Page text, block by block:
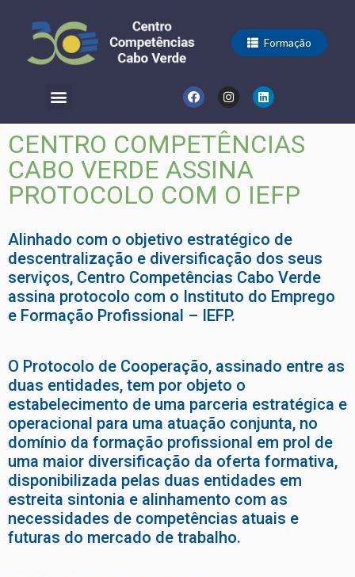
Formação
CENTRO COMPETÊNCIAS
CABO VERDE ASSINA
PROTOCOLO COM O IEFP
Alinhado com o objetivo estratégico de
descentralização e diversificação dos seus
serviços, Centro Competências Cabo Verde
assina protocolo com o Instituto do Emprego
e Formação Profissional – IEFP.
O Protocolo de Cooperação, assinado entre as
duas entidades, tem por objeto o
estabelecimento de uma parceria estratégica e
operacional para uma atuação conjunta, no
domínio da formação profissional em prol de
uma maior diversificação da oferta formativa,
disponibilizada pelas duas entidades em
estreita sintonia e alinhamento com as
necessidades de competências atuais e
futuras do mercado de trabalho.